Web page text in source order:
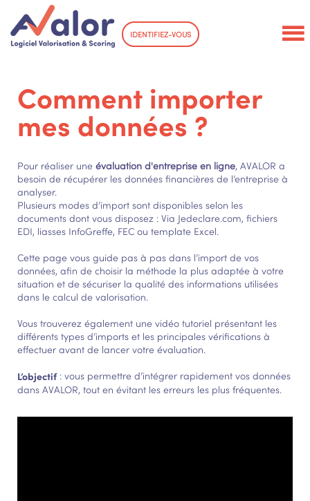
IDENTIFIEZ-VOUS
Comment importer
mes données ?
Pour réaliser une évaluation d'entreprise en ligne, AVALOR a
besoin de récupérer les données financières de l’entreprise à
analyser.
Plusieurs modes d’import sont disponibles selon les
documents dont vous disposez : Via Jedeclare.com, fichiers
EDI, liasses InfoGreffe, FEC ou template Excel.
Cette page vous guide pas à pas dans l’import de vos
données, afin de choisir la méthode la plus adaptée à votre
situation et de sécuriser la qualité des informations utilisées
dans le calcul de valorisation.
Vous trouverez également une vidéo tutoriel présentant les
différents types d’imports et les principales vérifications à
effectuer avant de lancer votre évaluation.
L’objectif: vous permettre d’intégrer rapidement vos données
dans AVALOR, tout en évitant les erreurs les plus fréquentes.